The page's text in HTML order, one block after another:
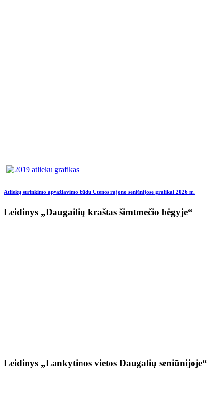
Atliekų surinkimo apvažiavimo būdu Utenos rajono seniūnijose grafikai 2026 m.
Leidinys „Daugailių kraštas šimtmečio bėgyje“
Leidinys „Lankytinos vietos Daugalių seniūnijoje“